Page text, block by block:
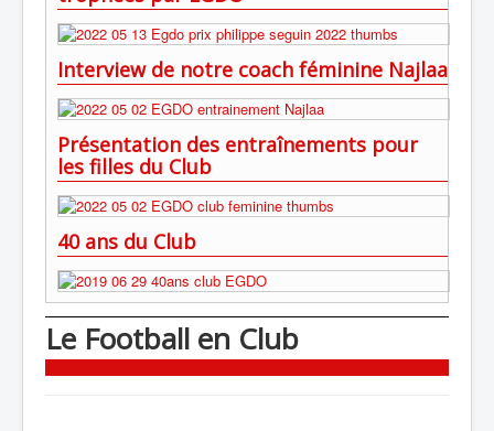
Interview de notre coach féminine Najlaa
Présentation des entraînements pour
les filles du Club
40 ans du Club
Le Football en Club